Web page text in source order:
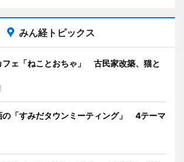
みん経トピックス
フェ「ねことおちゃ」 古民家改築、猫と
の「すみだタウンミーティング」 4テーマ